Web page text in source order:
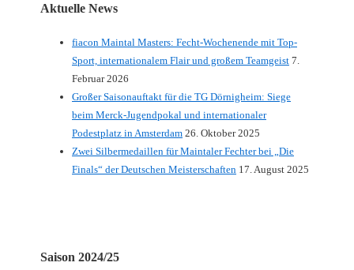
Aktuelle News
fiacon Maintal Masters: Fecht-Wochenende mit Top-
Sport, internationalem Flair und großem Teamgeist 7.
Februar 2026
Großer Saisonauftakt für die TG Dörnigheim: Siege
beim Merck-Jugendpokal und internationaler
Podestplatz in Amsterdam 26. Oktober 2025
Zwei Silbermedaillen für Maintaler Fechter bei „Die
Finals“ der Deutschen Meisterschaften 17. August 2025
Saison 2024/25